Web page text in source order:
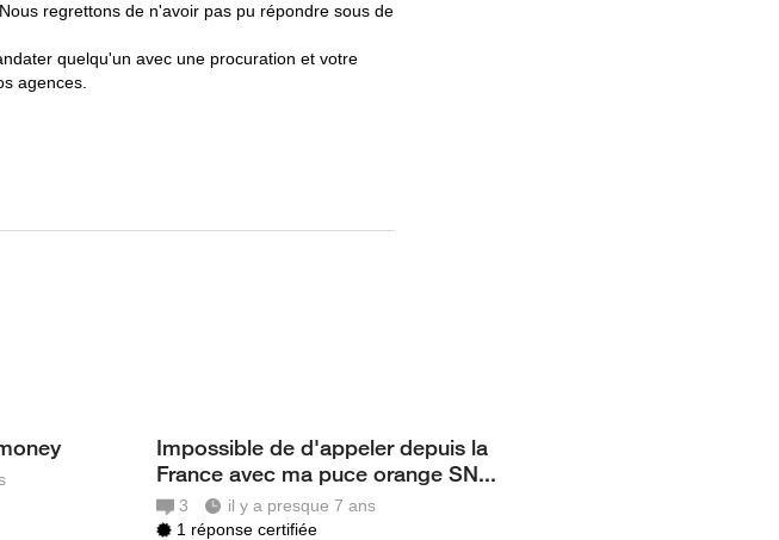
regrettons de n'avoir pas pu répondre sous de
quelqu'un avec une procuration et votre
agences.
Impossible de d'appeler depuis la
France avec ma puce orange SN...
3
il y a presque 7 ans
1 réponse certifiée